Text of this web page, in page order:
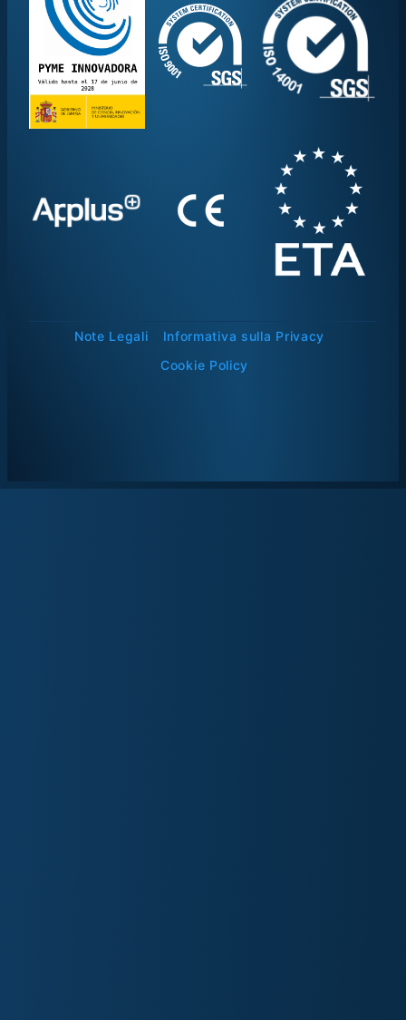
Note Legali
Informativa sulla Privacy
Cookie Policy